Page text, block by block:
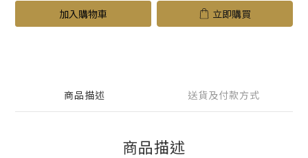
加入購物車 立即購買
商品描述 送貨及付款方式
商品描述